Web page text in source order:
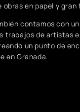
obras en papel y gran
contamos con
trabajos de artistas
un punto de
en Granada.